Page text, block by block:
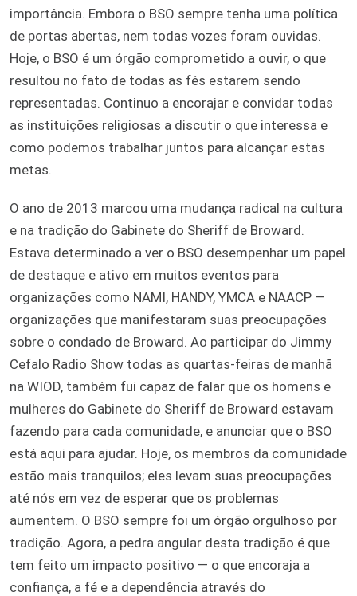
importância. Embora o BSO sempre tenha uma política
de portas abertas, nem todas vozes foram ouvidas.
Hoje, o BSO é um órgão comprometido a ouvir, o que
resultou no fato de todas as fés estarem sendo
representadas. Continuo a encorajar e convidar todas
as instituições religiosas a discutir o que interessa e
como podemos trabalhar juntos para alcançar estas
metas.
O ano de 2013 marcou uma mudança radical na cultura
e na tradição do Gabinete do Sheriff de Broward.
Estava determinado a ver o BSO desempenhar um papel
de destaque e ativo em muitos eventos para
organizações como NAMI, HANDY, YMCA e NAACP —
organizações que manifestaram suas preocupações
sobre o condado de Broward. Ao participar do Jimmy
Cefalo Radio Show todas as quartas-feiras de manhã
na WIOD, também fui capaz de falar que os homens e
mulheres do Gabinete do Sheriff de Broward estavam
fazendo para cada comunidade, e anunciar que o BSO
está aqui para ajudar. Hoje, os membros da comunidade
estão mais tranquilos; eles levam suas preocupações
até nós em vez de esperar que os problemas
aumentem. O BSO sempre foi um órgão orgulhoso por
tradição. Agora, a pedra angular desta tradição é que
tem feito um impacto positivo — o que encoraja a
confiança, a fé e a dependência através do